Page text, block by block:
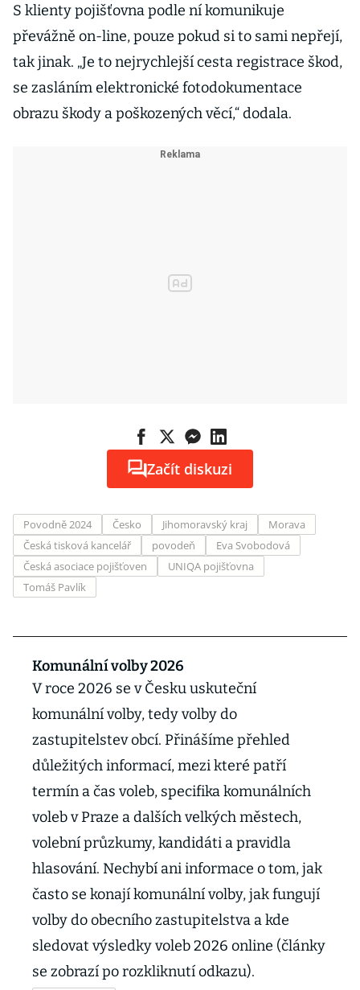
S klienty pojišťovna podle ní komunikuje
převážně on-line, pouze pokud si to sami nepřejí,
tak jinak. „Je to nejrychlejší cesta registrace škod,
se zasláním elektronické fotodokumentace
obrazu škody a poškozených věcí,“ dodala.
Začít diskuzi
Povodně 2024 Česko Jihomoravský kraj
Morava
Česká tisková kancelář
povodeň
Eva Svobodová
Česká asociace pojišťoven
UNIQA pojišťovna
Tomáš Pavlík
Komunální volby 2026
V roce 2026 se v Česku uskuteční
komunální volby, tedy volby do
zastupitelstev obcí. Přinášíme přehled
důležitých informací, mezi které patří
termín a čas voleb, specifika komunálních
voleb v Praze a dalších velkých městech,
volební průzkumy, kandidáti a pravidla
hlasování. Nechybí ani informace o tom, jak
často se konají komunální volby, jak fungují
volby do obecního zastupitelstva a kde
sledovat výsledky voleb 2026 online (články
se zobrazí po rozkliknutí odkazu).